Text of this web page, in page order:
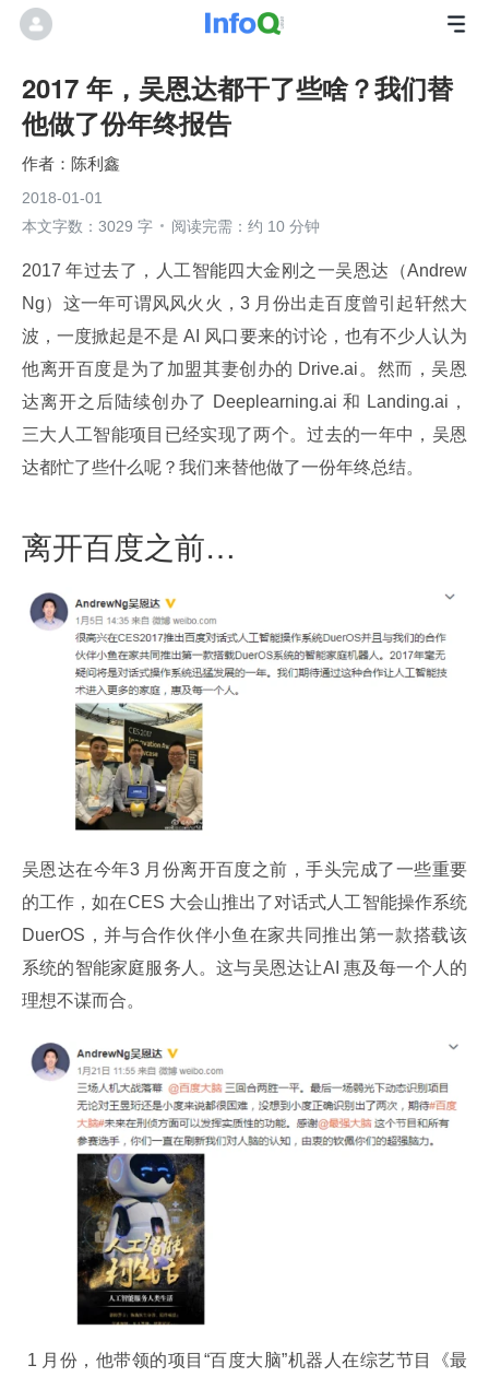
2017 年，吴恩达都干了些啥？我们替
他做了份年终报告
陈利鑫
2018-01-01
本文字数：3029 字
阅读完需：约 10 分钟
2017 年过去了，人工智能四大金刚之一吴恩达（Andrew
Ng）这一年可谓风风火火，3 月份出走百度曾引起轩然大
波，一度掀起是不是 AI 风口要来的讨论，也有不少人认为
他离开百度是为了加盟其妻创办的 Drive.ai。然而，吴恩
达离开之后陆续创办了 Deeplearning.ai 和 Landing.ai，
三大人工智能项目已经实现了两个。过去的一年中，吴恩
达都忙了些什么呢？我们来替他做了一份年终总结。
离开百度之前…
吴恩达在今年3 月份离开百度之前，手头完成了一些重要
的工作，如在CES 大会山推出了对话式人工智能操作系统
DuerOS，并与合作伙伴小鱼在家共同推出第一款搭载该
系统的智能家庭服务人。这与吴恩达让AI 惠及每一个人的
理想不谋而合。